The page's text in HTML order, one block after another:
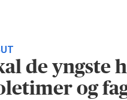
de yngste
og